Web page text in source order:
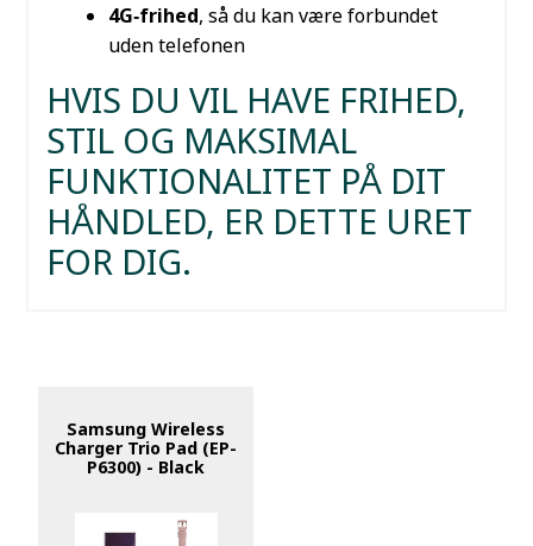
4G‑frihed, så du kan være forbundet
uden telefonen
HVIS DU VIL HAVE FRIHED,
STIL OG MAKSIMAL
FUNKTIONALITET PÅ DIT
HÅNDLED, ER DETTE URET
FOR DIG.
Samsung Wireless
Charger Trio Pad (EP-
P6300) - Black